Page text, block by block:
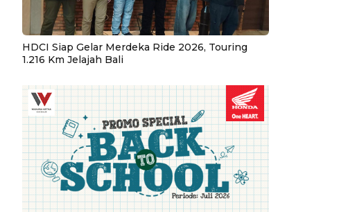
HDCI Siap Gelar Merdeka Ride 2026, Touring
1.216 Km Jelajah Bali